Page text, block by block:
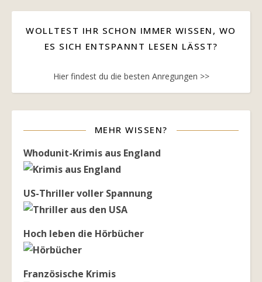
WOLLTEST IHR SCHON IMMER WISSEN, WO
ES SICH ENTSPANNT LESEN LÄSST?
Hier findest du die besten Anregungen >>
MEHR WISSEN?
Whodunit-Krimis aus England
US-Thriller voller Spannung
Hoch leben die Hörbücher
Französische Krimis